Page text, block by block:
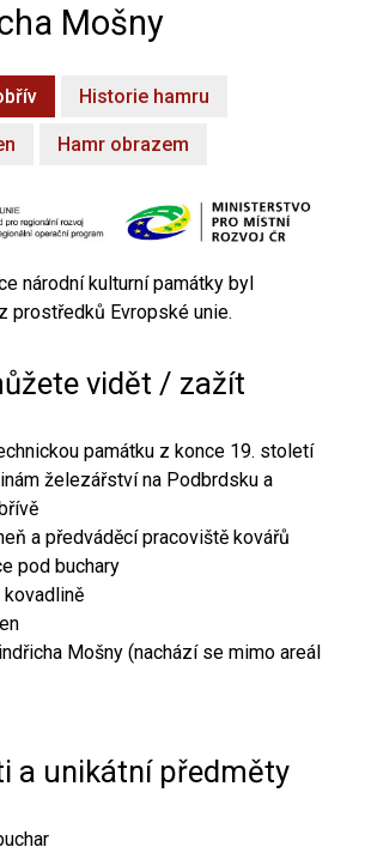
Mošny
Historie hamru
Hamr obrazem
národní kulturní památky byl
prostředků Evropské unie.
vidět / zažít
památku z konce 19. století
železářství na Podbrdsku a
a předváděcí pracoviště kovářů
pod buchary
kovadlině
Mošny (nachází se mimo areál
a unikátní předměty